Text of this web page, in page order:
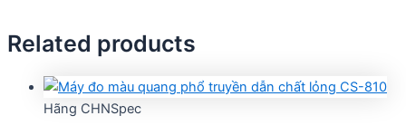
Related products
Hãng CHNSpec